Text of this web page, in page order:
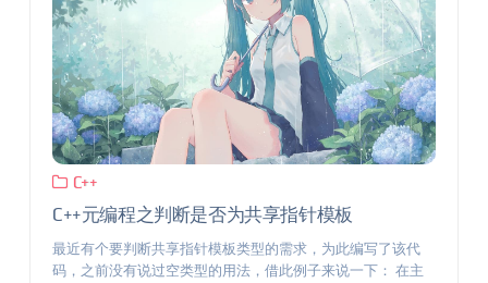
C++
C++元编程之判断是否为共享指针模板
最近有个要判断共享指针模板类型的需求，为此编写了该代
码，之前没有说过空类型的用法，借此例子来说一下： 在主